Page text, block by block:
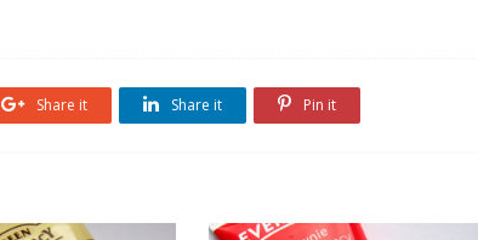
Share it Share it Pin it